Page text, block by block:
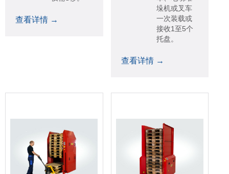
查看详情 →
垛机或叉车
一次装载或
接收1至5个
托盘。
查看详情 →